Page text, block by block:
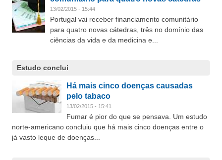
13/02/2015 - 15:44
Portugal vai receber financiamento comunitário
para quatro novas cátedras, três no domínio das
ciências da vida e da medicina e...
Estudo conclui
Há mais cinco doenças causadas
pelo tabaco
13/02/2015 - 15:41
Fumar é pior do que se pensava. Um estudo
norte-americano concluiu que há mais cinco doenças entre o
já vasto leque de doenças...